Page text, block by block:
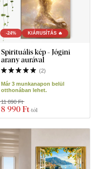
-24% KIÁRUSÍTÁS 🔥
Spirituális kép - Jógini
arany aurával
(2)
Már 3 munkanapon belül
otthonában lehet.
8 990 Ft-tól
11 890 Ft